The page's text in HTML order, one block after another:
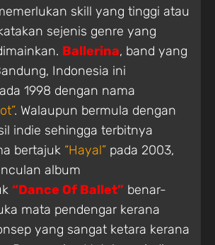
skill yang tinggi atau
sejenis genre yang
Ballerina, band yang
Indonesia ini
1998 dengan nama
. Walaupun bermula dengan
indie sehingga terbitnya
bertajuk “Hayal” pada 2003,
album
“Dance Of Ballet” benar-
mata pendengar kerana
yang sangat ketara kerana